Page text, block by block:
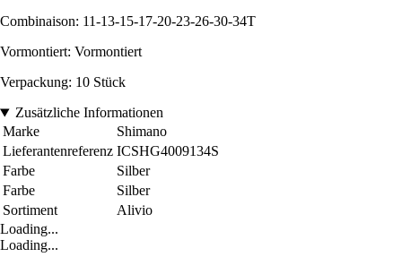
Combinaison: 11-13-15-17-20-23-26-30-34T
Vormontiert: Vormontiert
Verpackung: 10 Stück
Zusätzliche Informationen
Marke
Shimano
Lieferantenreferenz ICSHG4009134S
Farbe
Silber
Farbe
Silber
Sortiment
Alivio
Loading...
Loading...